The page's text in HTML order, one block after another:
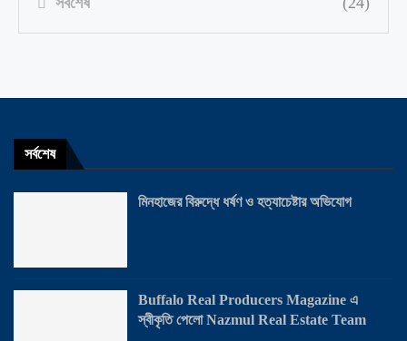
সর্বশেষ
মিনহাজের বিরুদ্ধে ধর্ষণ ও হত্যাচেষ্টার অভিযোগ
Buffalo Real Producers Magazine এ
স্বীকৃতি পেলো Nazmul Real Estate Team